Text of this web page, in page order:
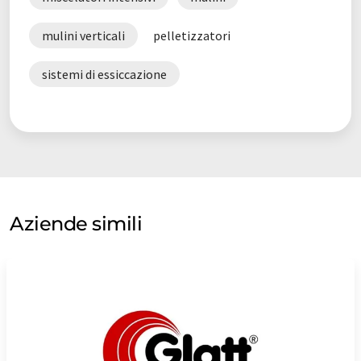
diversi sistemi di macinazione offre ora al cliente alternative
che offrono soluzioni tecniche ed economiche adattate in
informatico senza intervento umano. LUMITOS offre queste
in Inglese può essere trovato
mulini verticali pelletizzatori
sistemi di essiccazione
Aziende simili